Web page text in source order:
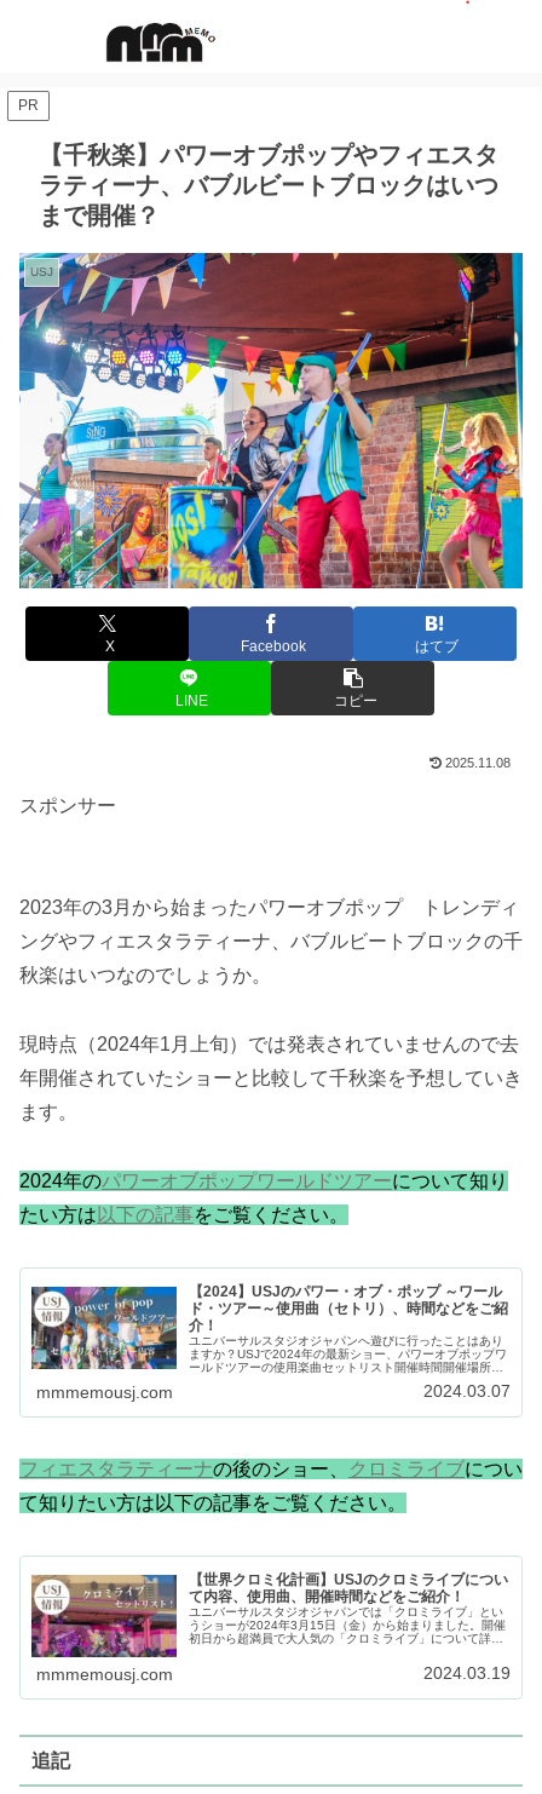
PR
【千秋楽】パワーオブポップやフィエスタ
ラティーナ、バブルビートブロックはいつ
まで開催？
USJ
X Facebook はてブ
LINE コピー
2025.11.08
スポンサー
2023年の3月から始まったパワーオブポップ トレンディ
ングやフィエスタラティーナ、バブルビートブロックの千
秋楽はいつなのでしょうか。
現時点（2024年1月上旬）では発表されていませんので去
年開催されていたショーと比較して千秋楽を予想していき
ます。
2024年のパワーオブポップワールドツアーについて知り
たい方は 以下の記事をご覧ください。
【2024】USJのパワー・オブ・ポップ ～ワール
ド・ツアー～使用曲（セトリ）、時間などをご紹
介！
ユニバーサルスタジオジャパンへ遊びに行ったことはあり
ますか？USJで2024年の最新ショー、パワーオブポップワ
ールドツアーの使用楽曲セットリスト開催時間開催場所な
mmmemousj.com 2024.03.07
フィエスタラティーナの後のショー、 クロミライブについ
て知りたい方は以下の記事をご覧ください。
【世界クロミ化計画】USJのクロミライブについ
て内容、使用曲、開催時間などをご紹介！
ユニバーサルスタジオジャパンでは「クロミライブ」とい
うショーが2024年3月15日（金）から始まりました。開催
初日から超満員で大人気の「クロミライブ」について詳細
mmmemousj.com 2024.03.19
追記